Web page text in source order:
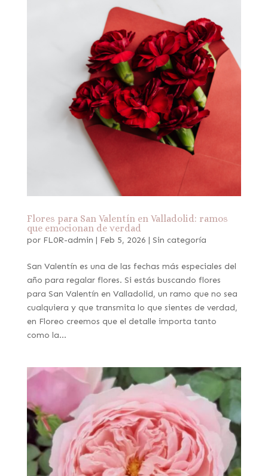
Flores para San Valentín en Valladolid: ramos
que emocionan de verdad
por FL0R-admin | Feb 5, 2026 | Sin categoría
San Valentín es una de las fechas más especiales del
año para regalar flores. Si estás buscando flores
para San Valentín en Valladolid, un ramo que no sea
cualquiera y que transmita lo que sientes de verdad,
en Floreo creemos que el detalle importa tanto
como la...